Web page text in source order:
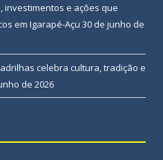
investimentos e ações que
em Igarapé-Açu 30 de junho de
celebra cultura, tradição e
de 2026